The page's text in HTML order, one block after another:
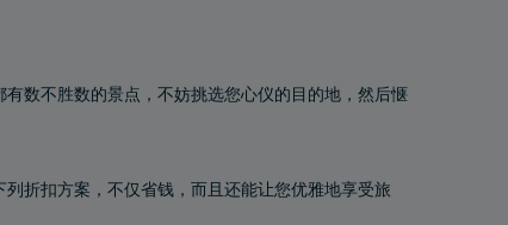
数不胜数的景点，不妨挑选您心仪的目的地，然后惬
折扣方案，不仅省钱，而且还能让您优雅地享受旅